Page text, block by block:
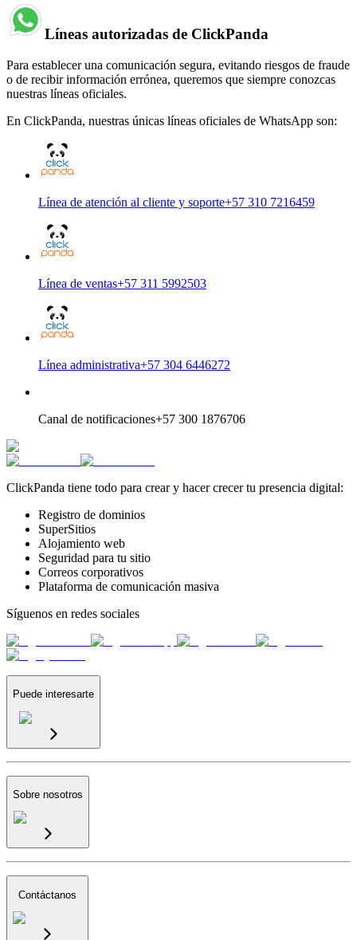
Líneas autorizadas de ClickPanda
Para establecer una comunicación segura, evitando riesgos de fraude
o de recibir información errónea, queremos que siempre conozcas
nuestras líneas oficiales.
En ClickPanda, nuestras únicas líneas oficiales de WhatsApp son:
Línea de atención al cliente y soporte+57 310 7216459
Línea de ventas+57 311 5992503
Línea administrativa+57 304 6446272
Canal de notificaciones+57 300 1876706
ClickPanda tiene todo para crear y hacer crecer tu presencia digital:
Registro de dominios
SuperSitios
Alojamiento web
Seguridad para tu sitio
Correos corporativos
Plataforma de comunicación masiva
Síguenos en redes sociales
Puede interesarte
Sobre nosotros
Contáctanos